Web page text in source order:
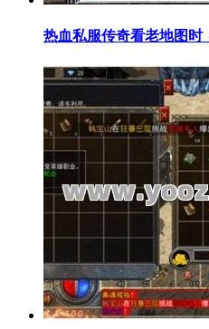
热血私服传奇看老地图时